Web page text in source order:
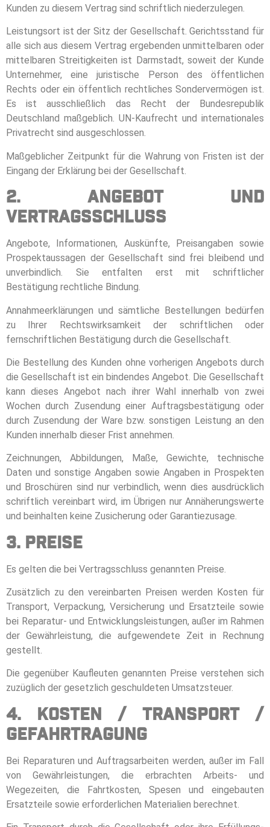
Kunden zu diesem Vertrag sind schriftlich niederzulegen.
Leistungsort ist der Sitz der Gesellschaft. Gerichtsstand für
alle sich aus diesem Vertrag ergebenden unmittelbaren oder
mittelbaren Streitigkeiten ist Darmstadt, soweit der Kunde
Unternehmer, eine juristische Person des öffentlichen
Rechts oder ein öffentlich rechtliches Sondervermögen ist.
Es ist ausschließlich das Recht der Bundesrepublik
Deutschland maßgeblich. UN-Kaufrecht und internationales
Privatrecht sind ausgeschlossen.
Maßgeblicher Zeitpunkt für die Wahrung von Fristen ist der
Eingang der Erklärung bei der Gesellschaft.
2. Angebot und
Vertragsschluss
Angebote, Informationen, Auskünfte, Preisangaben sowie
Prospektaussagen der Gesellschaft sind frei bleibend und
unverbindlich. Sie entfalten erst mit schriftlicher
Bestätigung rechtliche Bindung.
Annahmeerklärungen und sämtliche Bestellungen bedürfen
zu Ihrer Rechtswirksamkeit der schriftlichen oder
fernschriftlichen Bestätigung durch die Gesellschaft.
Die Bestellung des Kunden ohne vorherigen Angebots durch
die Gesellschaft ist ein bindendes Angebot. Die Gesellschaft
kann dieses Angebot nach ihrer Wahl innerhalb von zwei
Wochen durch Zusendung einer Auftragsbestätigung oder
durch Zusendung der Ware bzw. sonstigen Leistung an den
Kunden innerhalb dieser Frist annehmen.
Zeichnungen, Abbildungen, Maße, Gewichte, technische
Daten und sonstige Angaben sowie Angaben in Prospekten
und Broschüren sind nur verbindlich, wenn dies ausdrücklich
schriftlich vereinbart wird, im Übrigen nur Annäherungswerte
und beinhalten keine Zusicherung oder Garantiezusage.
3. Preise
Es gelten die bei Vertragsschluss genannten Preise.
Zusätzlich zu den vereinbarten Preisen werden Kosten für
Transport, Verpackung, Versicherung und Ersatzteile sowie
bei Reparatur- und Entwicklungsleistungen, außer im Rahmen
der Gewährleistung, die aufgewendete Zeit in Rechnung
gestellt.
Die gegenüber Kaufleuten genannten Preise verstehen sich
zuzüglich der gesetzlich geschuldeten Umsatzsteuer.
4. Kosten / Transport /
Gefahrtragung
Bei Reparaturen und Auftragsarbeiten werden, außer im Fall
von Gewährleistungen, die erbrachten Arbeits- und
Wegezeiten, die Fahrtkosten, Spesen und eingebauten
Ersatzteile sowie erforderlichen Materialien berechnet.